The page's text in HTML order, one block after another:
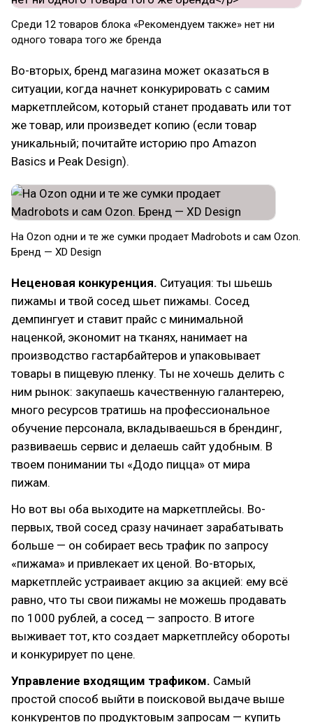
Среди 12 товаров блока «Рекомендуем также» нет ни
одного товара того же бренда
Во-вторых, бренд магазина может оказаться в
ситуации, когда начнет конкурировать с самим
маркетплейсом, который станет продавать или тот
же товар, или произведет копию (если товар
уникальный; почитайте историю про Amazon
Basics и Peak Design).
На Ozon одни и те же сумки продает Madrobots и сам Ozon.
Бренд — XD Design
Неценовая конкуренция. Ситуация: ты шьешь
пижамы и твой сосед шьет пижамы. Сосед
демпингует и ставит прайс с минимальной
наценкой, экономит на тканях, нанимает на
производство гастарбайтеров и упаковывает
товары в пищевую пленку. Ты не хочешь делить с
ним рынок: закупаешь качественную галантерею,
много ресурсов тратишь на профессиональное
обучение персонала, вкладываешься в брендинг,
развиваешь сервис и делаешь сайт удобным. В
твоем понимании ты «Додо пицца» от мира
пижам.
Но вот вы оба выходите на маркетплейсы. Во-
первых, твой сосед сразу начинает зарабатывать
больше — он собирает весь трафик по запросу
«пижама» и привлекает их ценой. Во-вторых,
маркетплейс устраивает акцию за акцией: ему всё
равно, что ты свои пижамы не можешь продавать
по 1000 рублей, а сосед — запросто. В итоге
выживает тот, кто создает маркетплейсу обороты
и конкурирует по цене.
Управление входящим трафиком. Самый
простой способ выйти в поисковой выдаче выше
конкурентов по продуктовым запросам — купить